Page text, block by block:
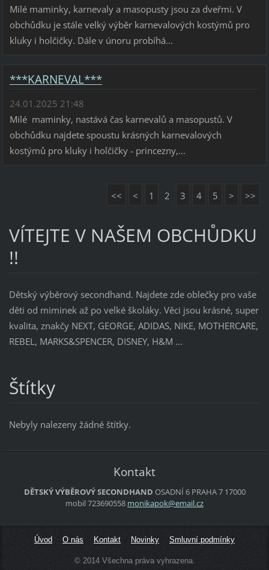
Milé maminky, karnevaly a masopusty jsou za dveřmi. V
obchůdku je stále velký výběr karnevalových kostýmů pro
kluky i holčičky. Dále v únoru probíhá...
***KARNEVAL***
24.01.2025 21:48
Milé maminky, nastává čas karnevalů a masopustů. V
obchůdku najdete spoustu krásných karnevalových
kostýmů pro kluky i holčičky - princezny,...
<< < 1 2 3 4 5 > >>
VÍTEJTE V NAŠEM OBCHŮDKU
!!
Dětský výběrový secondhand. Najdete zde oblečky pro vaše
děti od miminek až po velké školáky. Věci jsou krásné, super
kvalita, znakčy NEXT, GEORGE, ADIDAS, NIKE, MOTHERCARE,
REBEL, MARKS&SPENCER, DISNEY, H&M ...
Štítky
Nebyly nalezeny žádné štítky.
Kontakt
DĚTSKÝ VÝBĚROVÝ SECONDHAND OSADNÍ 6PRAHA 717000
mobil 723690558 monikapok@email.cz
Úvod O nás Kontakt Novinky Smluvní podmínky
© 2014 Všechna práva vyhrazena.